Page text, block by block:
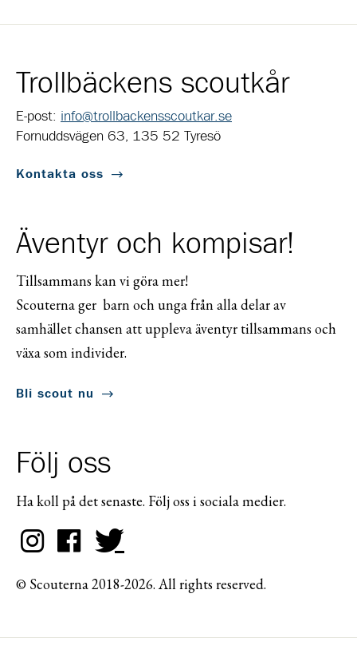
Trollbäckens scoutkår
E-post: info@trollbackensscoutkar.se
Fornuddsvägen 63, 135 52 Tyresö
Kontakta oss
Äventyr och kompisar!
Tillsammans kan vi göra mer!
Scouterna ger barn och unga från alla delar av
samhället chansen att uppleva äventyr tillsammans och
växa som individer.
Bli scout nu
Följ oss
Ha koll på det senaste. Följ oss i sociala medier.
© Scouterna 2018-2026. All rights reserved.